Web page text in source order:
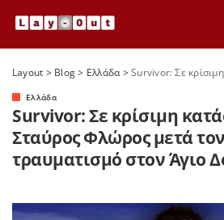
Layout > Blog> Ελλάδα>Survivor: Σε κρίσιμη κατάσταση ο Σταύρος
Ελλάδα
Survivor: Σε κρίσιμη
Σταύρος Φλώρος μετά
τραυματισμό στον Άγιο